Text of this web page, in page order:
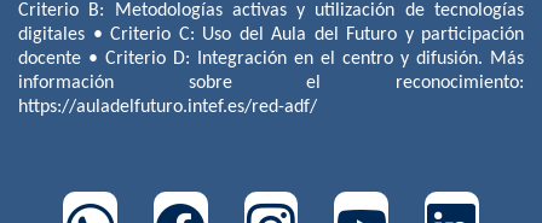
Criterio B: Metodologías activas y utilización de tecnologías
digitales • Criterio C: Uso del Aula del Futuro y participación
docente • Criterio D: Integración en el centro y difusión. Más
información sobre el reconocimiento:
https://auladelfuturo.intef.es/red-adf/